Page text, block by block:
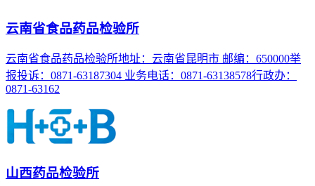
云南省食品药品检验所
云南省食品药品检验所地址：云南省昆明市 邮编：650000举
报投诉：0871-63187304 业务电话：0871-63138578行政办：
0871-63162
山西药品检验所